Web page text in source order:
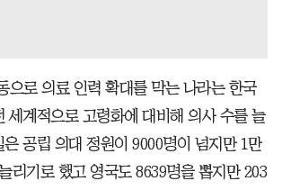
으로 의료 인력 확대를 막는 나라는 한국
세계적으로 고령화에 대비해 의사 수를 늘
공립 의대 정원이 9000명이 넘지만 1만
리기로 했고 영국도 8639명을 뽑지만 203